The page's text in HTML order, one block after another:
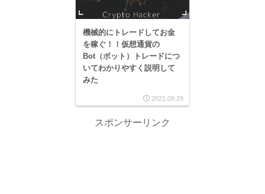
機械的にトレードしてお金
を稼ぐ！！仮想通貨の
Bot（ボット）トレードにつ
いてわかりやすく説明して
みた
2021.09.29
スポンサーリンク